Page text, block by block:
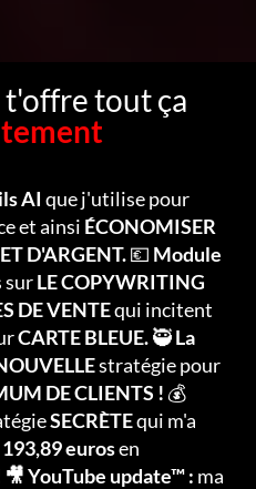
t'offre tout ça
AI que j'utilise pour
et ainsi ÉCONOMISER
D'ARGENT.💶 Module
surLE COPYWRITING
DE VENTEqui incitent
CARTE BLEUE.🥷La
stratégie pour
DE CLIENTS ! 💰
SECRÈTEqui m'a
eurosen
YouTube update™ : ma